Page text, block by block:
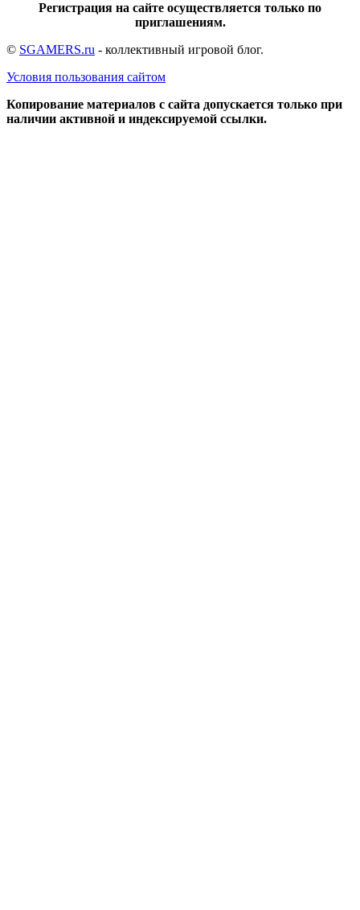
Регистрация на сайте осуществляется только по
приглашениям.
© SGAMERS.ru - коллективный игровой блог.
Условия пользования сайтом
Копирование материалов с сайта допускается только при
наличии активной и индексируемой ссылки.